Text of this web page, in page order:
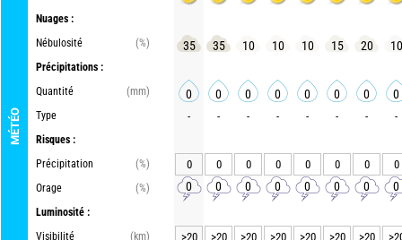
MÉTÉO
Nuages :
Nébulosité
(%)
Précipitations :
Quantité
(mm)
Type
Risques :
Précipitation
(%)
Orage
(%)
Luminosité :
Visibilité
(km)
35 35 10 10 10 15 20 10
0 0 0 0 0 0 0 0
- - - - - - - -
0 0 0 0 0 0 0 0
0 0 0 0 0 0 0 0
>20 >20 >20 >20 >20 >20 >20